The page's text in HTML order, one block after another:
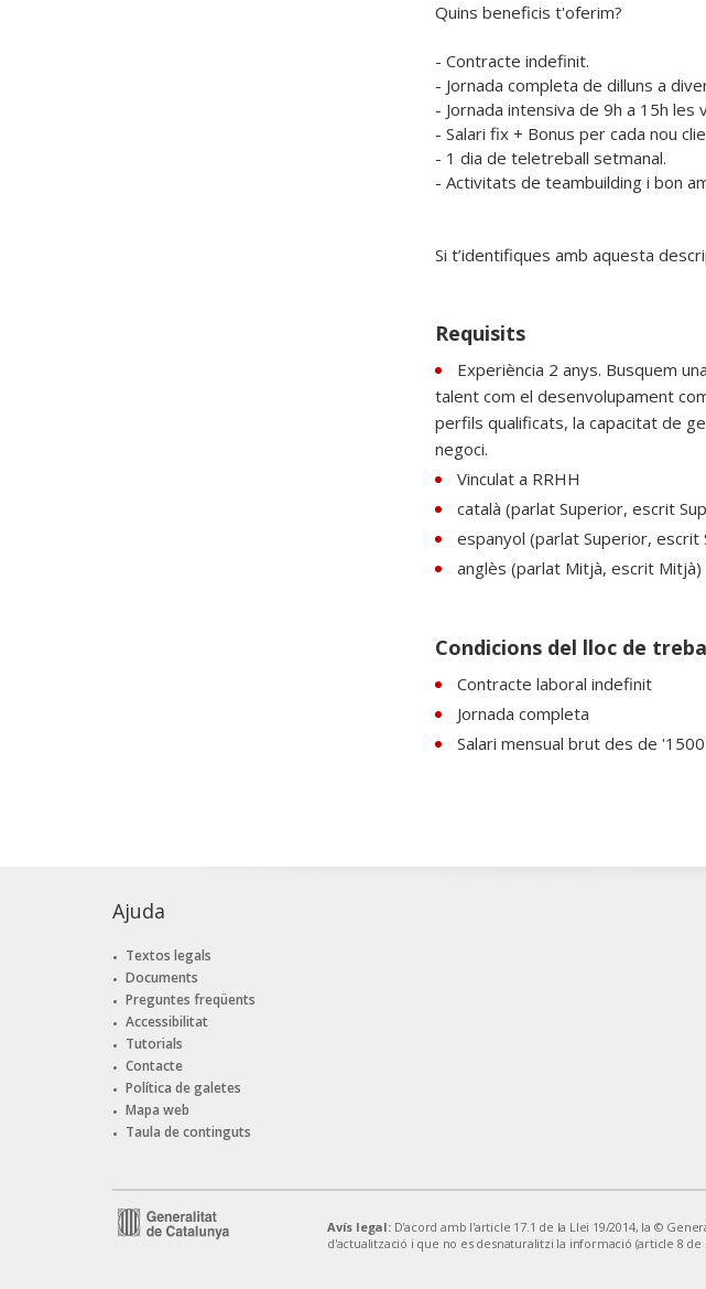
Quins beneficis t'oferim?
- Contracte indefinit.
- Jornada completa de dilluns a
- Jornada intensiva de 9h a 15h
- Salari fix + Bonus per cada nou
- 1 dia de teletreball setmanal.
- Activitats de teambuilding i bon
Requisits
Experiència 2 anys. Busquem
talent com el desenvolupament
perfils qualificats, la capacitat de
negoci.
Vinculat a RRHH
català (parlat Superior, escrit
espanyol (parlat Superior, escrit
anglès (parlat Mitjà, escrit Mitjà)
Condicions del lloc de
Contracte laboral indefinit
Jornada completa
Salari mensual brut des de
Ajuda
Textos legals
Documents
Preguntes freqüents
Accessibilitat
Tutorials
Contacte
Política de galetes
Mapa web
Taula de continguts
Avís legal:D'acord amb l'article 17.1 de la Llei 19/2014, la ©
d'actualització i que no es desnaturalitzi la informació (article 8